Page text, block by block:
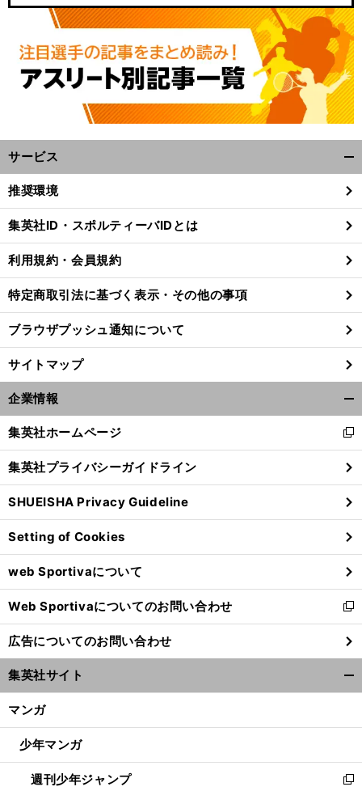
サービス
閉
る
推奨環境
集英社ID・スポルティーバIDとは
利用規約・会員規約
特定商取引法に基づく表示・その他の事項
ブラウザプッシュ通知について
サイトマップ
企業情報
閉
る
集英社ホームページ
新
し
い
ウ
ィ
ン
ド
ウ
で
開
く
集英社プライバシーガイドライン
SHUEISHA Privacy Guideline
Setting of Cookies
web Sportivaについて
Web Sportivaについてのお問い合わせ
新
し
い
ウ
ィ
ン
ウ
開
く
広告についてのお問い合わせ
集英社サイト
マンガ
少年マンガ
週刊少年ジャンプ
新